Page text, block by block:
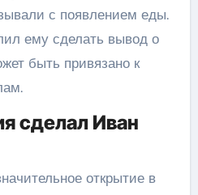
с появлением еды.
ему сделать вывод о
быть привязано к
сделал Иван
открытие в